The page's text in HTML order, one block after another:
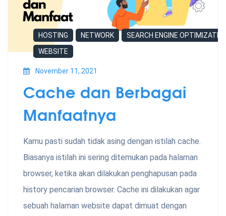
HOSTING NETWORK
SEARCH ENGINE
WEBSITE
November 11, 2021
Cache dan Berbagai
Manfaatnya
Kamu pasti sudah tidak asing dengan istilah cache.
Biasanya istilah ini sering ditemukan pada halaman
browser, ketika akan dilakukan penghapusan pada
history pencarian browser. Cache ini dilakukan agar
sebuah halaman website dapat dimuat dengan